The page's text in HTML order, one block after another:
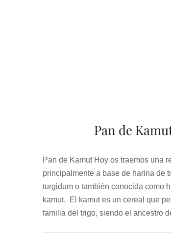
Pan de
Pan de Kamut Hoy os traemos una
principalmente a base de harina de
turgidum o también conocida como
kamut. El kamut es un cereal que
familia del trigo, siendo el ancestro